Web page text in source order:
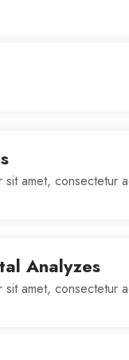
sit amet,
Analyzes
sit amet,